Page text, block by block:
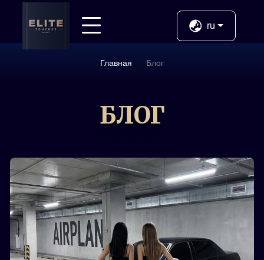
ru
Главная Блог
БЛОГ
Услуги